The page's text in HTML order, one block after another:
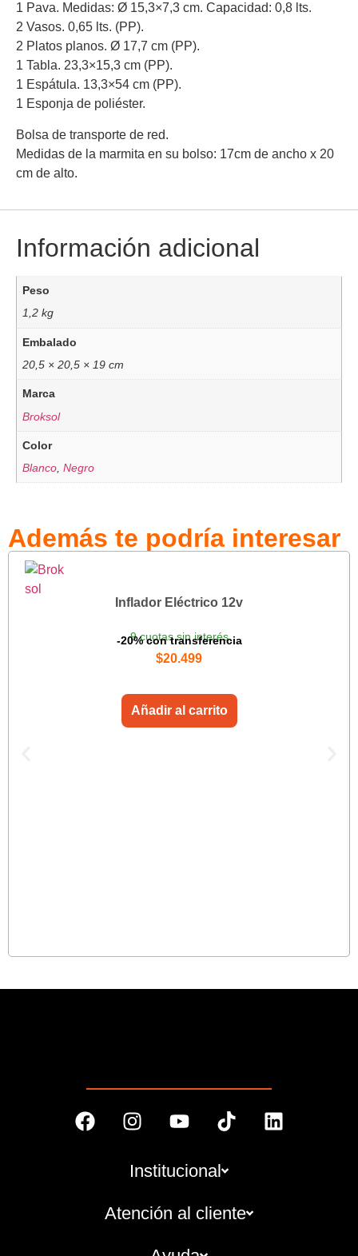
1 Pava. Medidas: Ø 15,3×7,3 cm. Capacidad: 0,8 lts.
2 Vasos. 0,65 lts. (PP).
2 Platos planos. Ø 17,7 cm (PP).
1 Tabla. 23,3×15,3 cm (PP).
1 Espátula. 13,3×54 cm (PP).
1 Esponja de poliéster.
Bolsa de transporte de red.
Medidas de la marmita en su bolso: 17cm de ancho x 20
cm de alto.
Información adicional
Peso
1,2 kg
Embalado
20,5 × 20,5 × 19 cm
Marca
Broksol
Color
Blanco ,Negro
Además te podría interesar
Inflador Eléctrico 12v
9 cuotas sin interés
-20% con transferencia
$20.499
Añadir al carrito
Institucional
Atención al cliente